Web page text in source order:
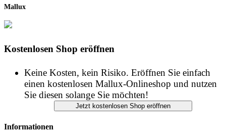
Kostenlosen Shop eröffnen
Keine Kosten, kein Risiko. Eröffnen Sie einfach
Sie diesen solange Sie möchten!
START
IMPRESSUM